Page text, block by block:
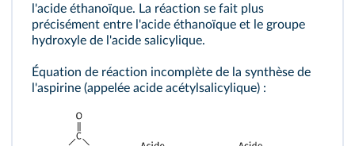
l'acide éthanoïque. La réaction se fait plus
précisément entre l'acide éthanoïque et le groupe
hydroxyle de l'acide salicylique.
Équation de réaction incomplète de la synthèse de
l'aspirine (appelée acide acétylsalicylique) :